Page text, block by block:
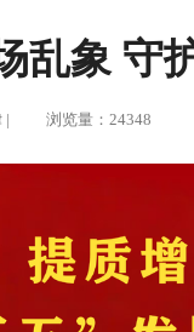
乱象 守
| 浏览量：24348